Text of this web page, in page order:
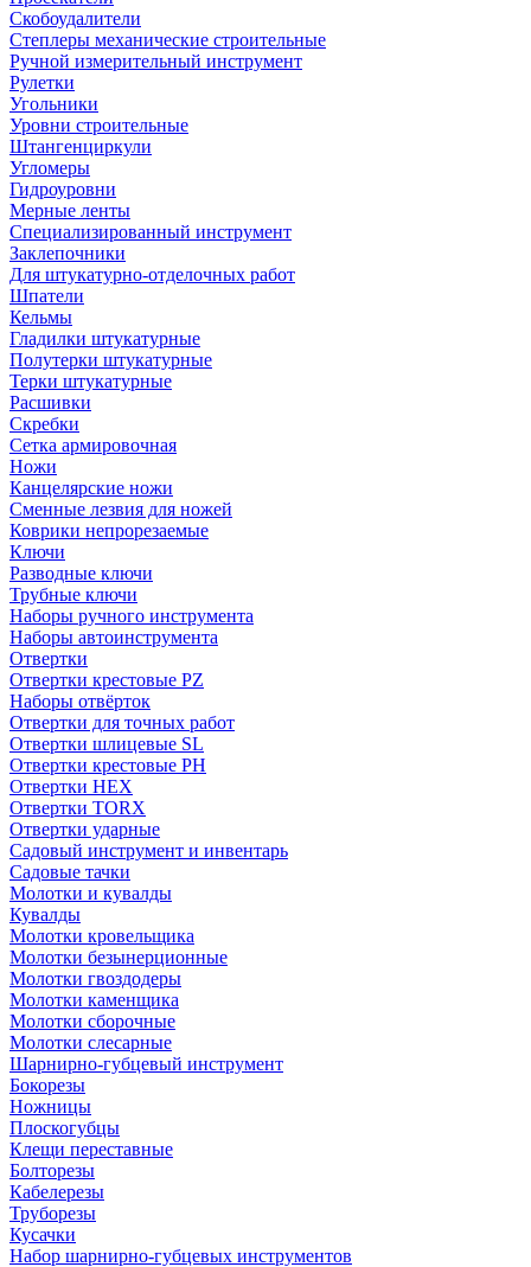
Скобоудалители
Степлеры механические строительные
Ручной измерительный инструмент
Рулетки
Угольники
Уровни строительные
Штангенциркули
Угломеры
Гидроуровни
Мерные ленты
Специализированный инструмент
Заклепочники
Для штукатурно-отделочных работ
Шпатели
Кельмы
Гладилки штукатурные
Полутерки штукатурные
Терки штукатурные
Расшивки
Скребки
Сетка армировочная
Ножи
Канцелярские ножи
Сменные лезвия для ножей
Коврики непрорезаемые
Ключи
Разводные ключи
Трубные ключи
Наборы ручного инструмента
Наборы автоинструмента
Отвертки
Отвертки крестовые PZ
Наборы отвёрток
Отвертки для точных работ
Отвертки шлицевые SL
Отвертки крестовые PH
Отвертки HEX
Отвертки TORX
Отвертки ударные
Садовый инструмент и инвентарь
Садовые тачки
Молотки и кувалды
Кувалды
Молотки кровельщика
Молотки безынерционные
Молотки гвоздодеры
Молотки каменщика
Молотки сборочные
Молотки слесарные
Шарнирно-губцевый инструмент
Бокорезы
Ножницы
Плоскогубцы
Клещи переставные
Болторезы
Кабелерезы
Труборезы
Кусачки
Набор шарнирно-губцевых инструментов